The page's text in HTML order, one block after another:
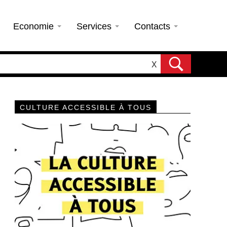
Economie Services Contacts
X
CULTURE ACCESSIBLE À TOUS